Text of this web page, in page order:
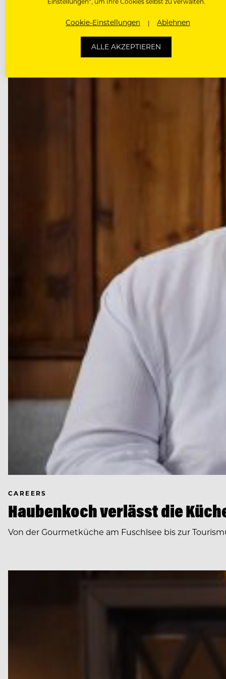
CAREERS
Haubenkoch verlässt die
Von der Gourmetküche am Fuschlsee bis zur
Cookie-Einstellungen Ablehnen
ALLE AKZEPTIEREN